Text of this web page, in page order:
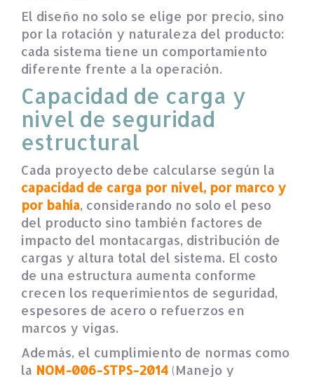
El diseño no solo se elige por precio, sino
por la rotación y naturaleza del producto:
cada sistema tiene un comportamiento
diferente frente a la operación.
Capacidad de carga y
nivel de seguridad
estructural
Cada proyecto debe calcularse según la
capacidad de carga por nivel, por marco y
por bahía, considerando no solo el peso
del producto sino también factores de
impacto del montacargas, distribución de
cargas y altura total del sistema. El costo
de una estructura aumenta conforme
crecen los requerimientos de seguridad,
espesores de acero o refuerzos en
marcos y vigas.
Además, el cumplimiento de normas como
la NOM-006-STPS-2014 (Manejo y